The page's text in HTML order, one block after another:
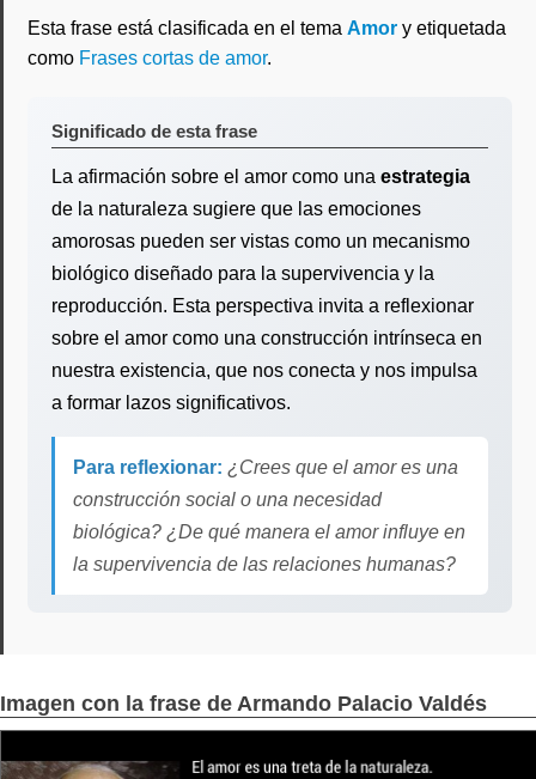
Esta frase está clasificada en el tema Amor y etiquetada
como Frases cortas de amor.
Significado de esta frase
La afirmación sobre el amor como una estrategia
de la naturaleza sugiere que las emociones
amorosas pueden ser vistas como un mecanismo
biológico diseñado para la supervivencia y la
reproducción. Esta perspectiva invita a reflexionar
sobre el amor como una construcción intrínseca en
nuestra existencia, que nos conecta y nos impulsa
a formar lazos significativos.
Para reflexionar: ¿Crees que el amor es una
construcción social o una necesidad
biológica? ¿De qué manera el amor influye en
la supervivencia de las relaciones humanas?
Imagen con la frase de Armando Palacio Valdés